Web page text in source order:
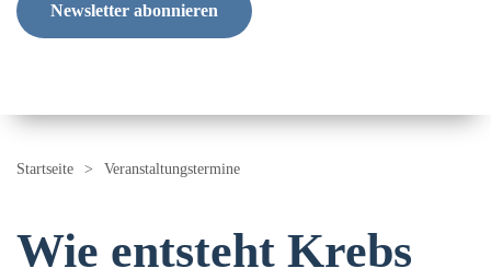
Newsletter abonnieren
Startseite Veranstaltungstermine
Wie entsteht Krebs